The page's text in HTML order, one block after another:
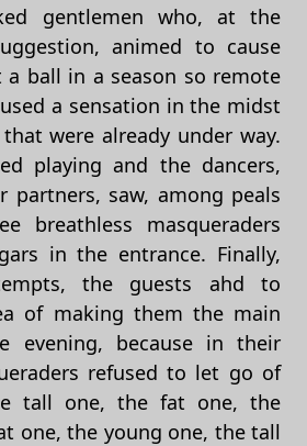
gentlemen who, at the
animed to cause
a ball in a season so remote
a sensation in the midst
were already under way.
playing and the dancers,
saw, among peals
breathless masqueraders
in the entrance. Finally,
the guests ahd to
of making them the main
evening, because in their
refused to let go of
tall one, the fat one, the
one, the young one, the tall